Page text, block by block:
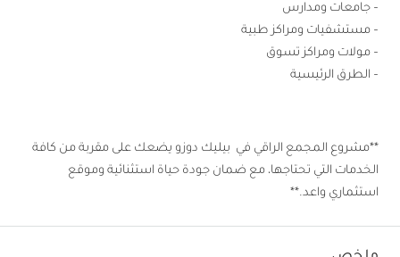
– جامعات ومدارس
– مستشفيات ومراكز طبية
– مولات ومراكز تسوق
– الطرق الرئيسية
**مشروع المجمع الراقي في بيليك دوزو يضعك على مقربة من كافة
الخدمات التي تحتاجها، مع ضمان جودة حياة استثنائية وموقع
استثماري واعد.**